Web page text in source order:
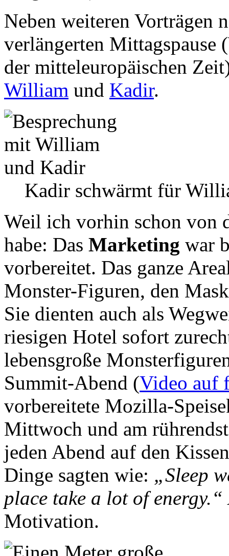
Neben weiteren Vorträgen
verlängerten
der mitteleuropäischen
William und Kadir.
Kadir schwärmt für
Weil ich vorhin schon von
habe: Das Marketing war
vorbereitet. Das ganze
Monster-Figuren, den
Sie dienten auch als
riesigen Hotel sofort
lebensgroße
Summit-Abend (Video auf
vorbereitete Mozilla-
Mittwoch und am
jeden Abend auf den
Dinge sagten wie: „Sleep
place take a lot of energy.“
Motivation.